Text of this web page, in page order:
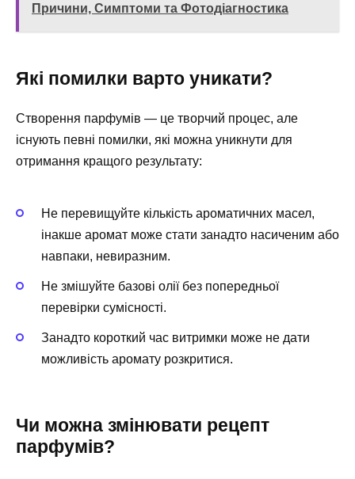
Причини, Симптоми та Фотодіагностика
Які помилки варто уникати?
Створення парфумів — це творчий процес, але
існують певні помилки, які можна уникнути для
отримання кращого результату:
Не перевищуйте кількість ароматичних масел,
інакше аромат може стати занадто насиченим або
навпаки, невиразним.
Не змішуйте базові олії без попередньої
перевірки сумісності.
Занадто короткий час витримки може не дати
можливість аромату розкритися.
Чи можна змінювати рецепт
парфумів?